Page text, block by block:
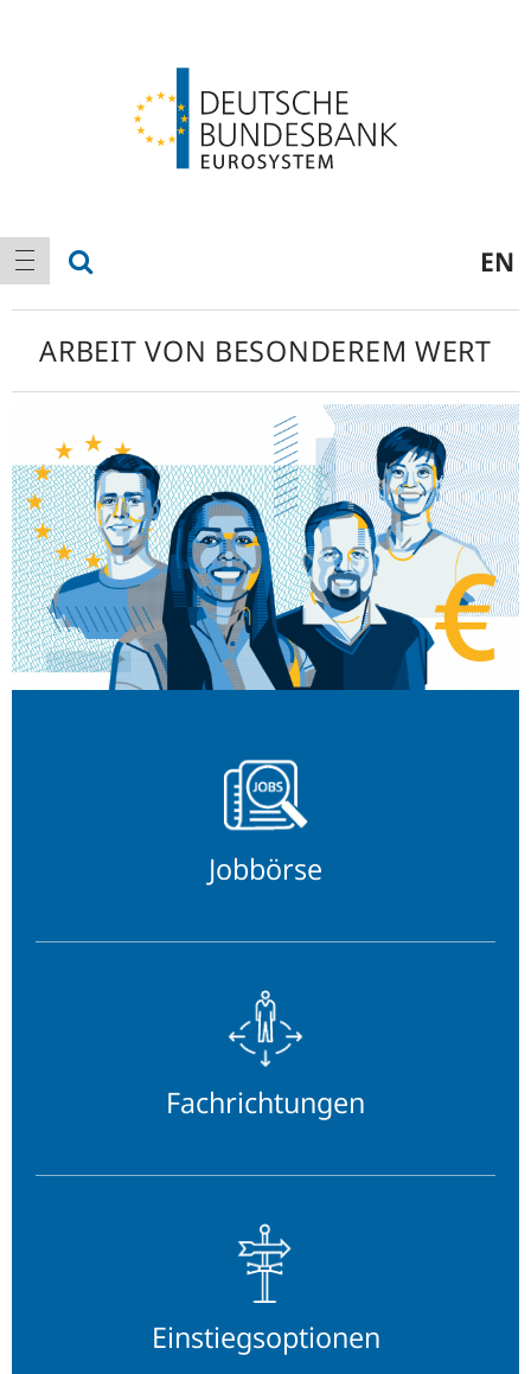
Hauptnavigation
Navigation anzeigen EN
ARBEIT VON BESONDEREM WERT
Jobbörse
Fachrichtungen
Einstiegsoptionen